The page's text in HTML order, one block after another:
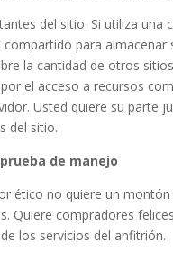
del sitio. Si utiliza una
para almacenar
la cantidad de otros
el acceso a recursos
Usted quiere su parte
del sitio.
de manejo
ético no quiere un montón
Quiere compradores
los servicios del anfitrión.